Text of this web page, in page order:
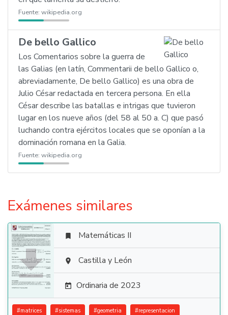
Fuente: wikipedia.org
De bello Gallico
Los Comentarios sobre la guerra de
las Galias (en latín, Commentarii de bello Gallico o,
abreviadamente, De bello Gallico) es una obra de
Julio César redactada en tercera persona. En ella
César describe las batallas e intrigas que tuvieron
lugar en los nueve años (del 58 al 50 a. C) que pasó
luchando contra ejércitos locales que se oponían a la
dominación romana en la Galia.
Fuente: wikipedia.org
Exámenes similares

 Matemáticas II
 Castilla y León
 Ordinaria de 2023
#matrices #sistemas #geometria #representacion